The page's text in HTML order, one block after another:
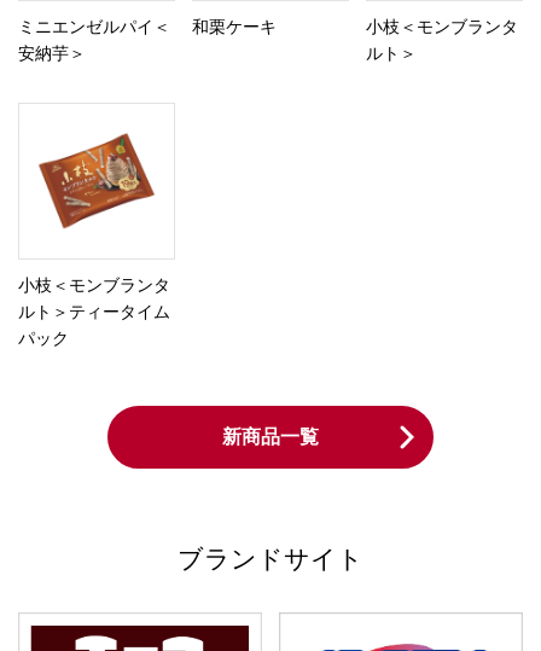
ミニエンゼルパイ＜
安納芋＞
和栗ケーキ
小枝＜モンブランタ
ルト＞
小枝＜モンブランタ
ルト＞ティータイム
パック
新商品一覧
ブランドサイト